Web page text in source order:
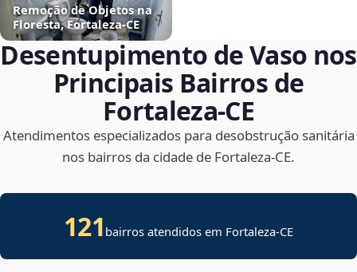
Remoção de Objetos na
Floresta, Fortaleza‑CE
Desentupimento de Vaso nos
Principais Bairros de
Fortaleza‑CE
Atendimentos especializados para desobstrução sanitária
nos bairros da cidade de Fortaleza‑CE.
121 bairros atendidos em Fortaleza-CE